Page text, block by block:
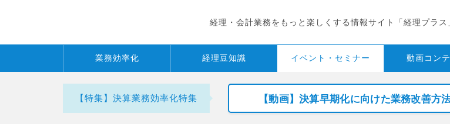
経理・会計業務をもっと楽しくする情報サイト「経理プラス
業務効率化 経理豆知識 イベント・ セミナー 動画コン
【特集】決算業務効率化特集 【動画】決算早期化に向けた業務改善方